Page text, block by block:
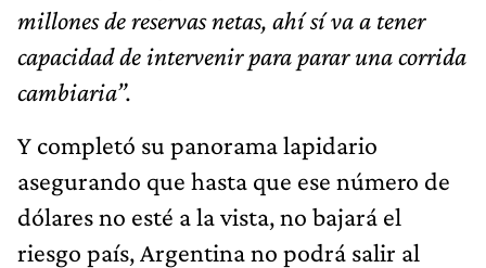
millones de reservas netas, ahí sí va a tener
capacidad de intervenir para parar una corrida
cambiaria”.
Y completó su panorama lapidario
asegurando que hasta que ese número de
dólares no esté a la vista, no bajará el
riesgo país, Argentina no podrá salir al